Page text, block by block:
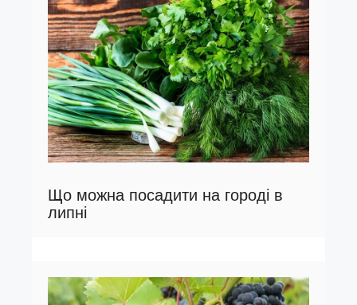
Що можна посадити на городі в
липні